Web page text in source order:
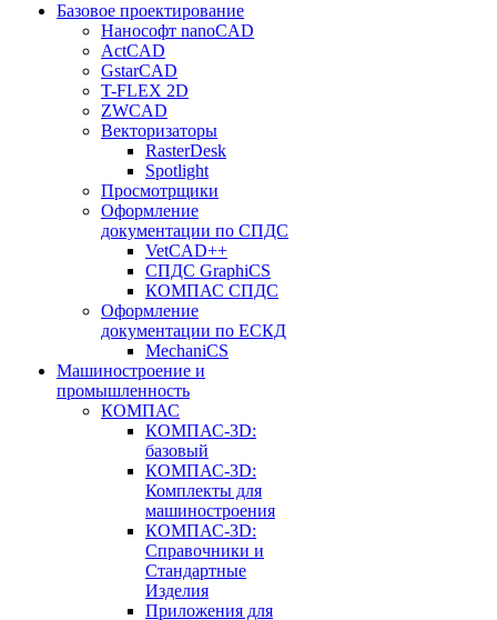
Базовое проектирование
Нанософт nanoCAD
ActCAD
GstarCAD
T-FLEX 2D
ZWCAD
Векторизаторы
RasterDesk
Spotlight
Просмотрщики
Оформление
документации по СПДС
VetCAD++
СПДС GraphiCS
КОМПАС СПДС
Оформление
документации по ЕСКД
MechaniCS
Машиностроение и
промышленность
КОМПАС
КОМПАС-3D:
базовый
КОМПАС-3D:
Комплекты для
машиностроения
КОМПАС-3D:
Справочники и
Стандартные
Изделия
Приложения для